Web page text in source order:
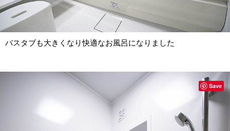
バスタブも大きくなり快適なお風呂になりました
Save